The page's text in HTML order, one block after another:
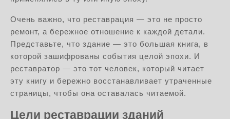
Очень важно, что реставрация — это не просто
ремонт, а бережное отношение к каждой детали.
Представьте, что здание — это большая книга, в
которой зашифрованы события целой эпохи. И
реставратор — это тот человек, который читает
эту книгу и бережно восстанавливает утраченные
страницы, чтобы она оставалась читаемой.
Цели реставрации зданий